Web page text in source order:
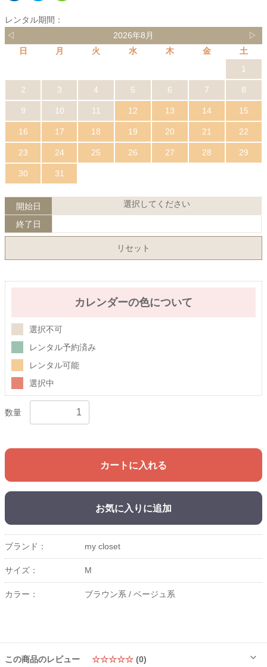
レンタル期間：
◁
2026年8月
▷
日
月 火 水 木 金
土
1
2 3 4 5 6 7 8
9 10 11 12 13 14 15
16 17 18 19 20 21 22
23 24 25 26 27 28 29
30 31
開始日 選択してください
終了日
リセット
カレンダーの色について
選択不可
レンタル予約済み
レンタル可能
選択中
数量
カートに入れる
お気に入りに追加
ブランド： my closet
サイズ： M
カラー： ブラウン系 / ベージュ系
この商品のレビュー ☆☆☆☆☆ (0)